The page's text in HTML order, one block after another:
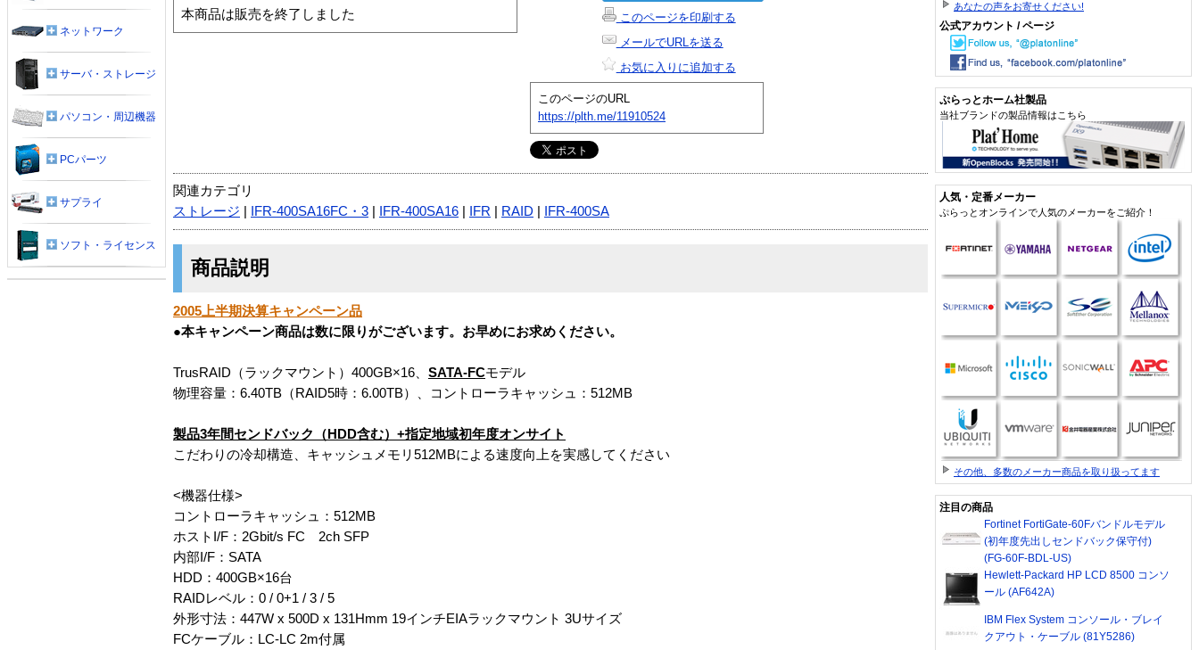
本商品は販売を終了しました
このページを印刷する
メールでURLを送る
お気に入りに追加する
このページのURL
https://plth.me/11910524
関連カテゴリ
ストレージ
IFR-400SA16FC・3 IFR-400SA16 IFR RAID IFR-400SA
商品説明
2005上半期決算キャンペーン品
●本キャンペーン商品は数に限りがございます。お早めにお求めください。
TrusRAID（ラックマウント）400GB×16、 SATA-FCモデル
物理容量：6.40TB（RAID5時：6.00TB）、コントローラキャッシュ：512MB
製品3年間センドバック（HDD含む）+指定地域初年度オンサイト
こだわりの冷却構造、キャッシュメモリ512MBによる速度向上を実感してください
<機器仕様>
コントローラキャッシュ：512MB
ホストI/F：2Gbit/s FC 2ch SFP
内部I/F：SATA
HDD：400GB×16台
RAIDレベル：0 / 0+1 / 3 / 5
外形寸法：447W x 500D x 131Hmm 19インチEIAラックマウント 3Uサイズ
FCケーブル：LC-LC 2m付属
ネットワーク
サーバ・ストレージ
パソコン・周辺機器
PCパーツ
サプライ
ソフト・ライセンス
あなたの声をお寄せください!
公式アカウント / ページ
ぷらっとホーム社製品
当社ブランドの製品情報はこちら
人気・定番メーカー
ぷらっとオンラインで人気のメーカーをご紹介！
その他、多数のメーカー商品を取り扱ってます
注目の商品
Fortinet FortiGate-60Fバンドルモデル
(初年度先出しセンドバック保守付)
(FG-60F-BDL-US)
Hewlett-Packard HP LCD 8500 コンソ
ール (AF642A)
IBM Flex System コンソール・ブレイ
クアウト・ケーブル (81Y5286)